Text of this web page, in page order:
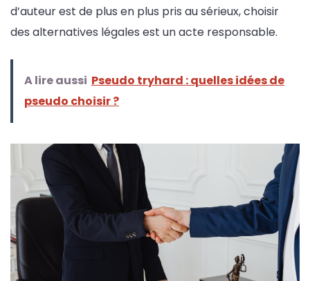
d’auteur est de plus en plus pris au sérieux, choisir
des alternatives légales est un acte responsable.
A lire aussi Pseudo tryhard : quelles idées de
pseudo choisir ?